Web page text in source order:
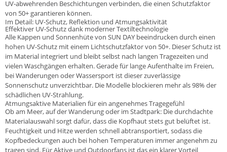
UV-abwehrenden Beschichtungen verbinden, die einen Schutzfaktor
von 50+ garantieren können.
Im Detail: UV-Schutz, Reflektion und Atmungsaktivität
Effektiver UV-Schutz dank moderner Textiltechnologie
Alle Kappen und Sonnenhüte von SUN DAY beeindrucken durch einen
hohen UV-Schutz mit einem Lichtschutzfaktor von 50+. Dieser Schutz ist
im Material integriert und bleibt selbst nach langen Tragezeiten und
vielen Waschgängen erhalten. Gerade für lange Aufenthalte im Freien,
bei Wanderungen oder Wassersport ist dieser zuverlässige
Sonnenschutz unverzichtbar. Die Modelle blockieren mehr als 98% der
schädlichen UV-Strahlung.
Atmungsaktive Materialien für ein angenehmes Tragegefühl
Ob am Meer, auf der Wanderung oder im Stadtpark: Die durchdachte
Materialauswahl sorgt dafür, dass die Kopfhaut stets gut belüftet ist.
Feuchtigkeit und Hitze werden schnell abtransportiert, sodass die
Kopfbedeckungen auch bei hohen Temperaturen immer angenehm zu
tragen sind. Für Aktive und Outdoorfans ist das ein klarer Vorteil